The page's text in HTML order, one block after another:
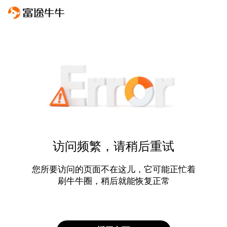
访问频繁，请稍后重试
您所要访问的页面不在这儿，它可能正忙着
刷牛牛圈，稍后就能恢复正常